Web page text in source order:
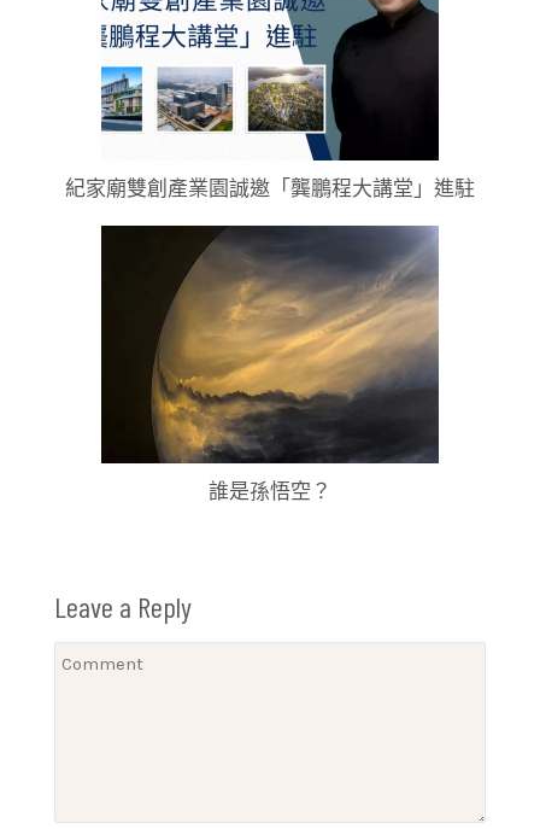
紀家廟雙創產業園誠邀「龔鵬程大講堂」進駐
誰是孫悟空？
Leave a Reply